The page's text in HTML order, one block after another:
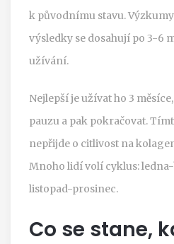
k původnímu stavu.
výsledky se dosahují po 3-6
užívání.
Nejlepší je užívat ho 3
pauzu a pak pokračovat.
nepřijde o citlivost na
Mnoho lidí volí cyklus:
listopad-prosinec.
Co se stane,